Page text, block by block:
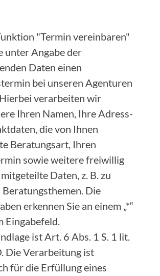
"Termin vereinbaren"
unter Angabe der
Daten einen
bei unseren Agenturen
verarbeiten wir
Ihren Namen, Ihre Adress-
die von Ihnen
Beratungsart, Ihren
sowie weitere freiwillig
Daten, z. B. zu
Beratungsthemen. Die
erkennen Sie an einem „*“
Eingabefeld.
ist Art. 6 Abs. 1 S. 1 lit.
Die Verarbeitung ist
für die Erfüllung eines